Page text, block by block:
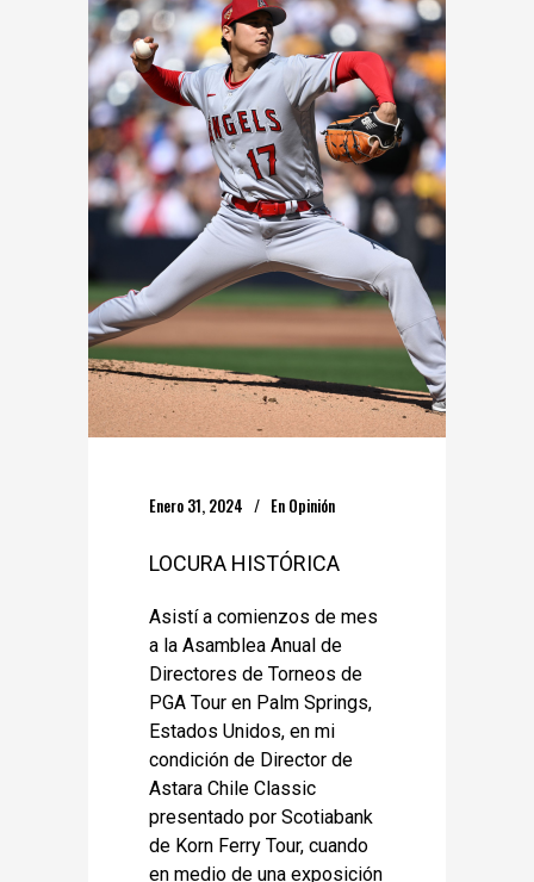
Enero 31, 2024 En Opinión
LOCURA HISTÓRICA
Asistí a comienzos de mes
a la Asamblea Anual de
Directores de Torneos de
PGA Tour en Palm Springs,
Estados Unidos, en mi
condición de Director de
Astara Chile Classic
presentado por Scotiabank
de Korn Ferry Tour, cuando
en medio de una exposición